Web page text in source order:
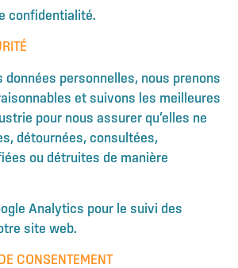
confidentialité.
données personnelles, nous prenons
et suivons les meilleures
pour nous assurer qu’elles ne
détournées, consultées,
ou détruites de manière
Analytics pour le suivi des
site web.
CONSENTEMENT